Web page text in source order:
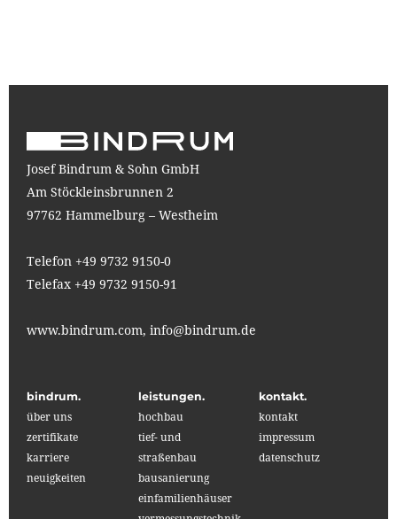
Josef Bindrum & Sohn GmbH
Am Stöckleinsbrunnen 2
97762 Hammelburg – Westheim
Telefon +49 9732 9150-0
Telefax +49 9732 9150-91
www.bindrum.com, info@bindrum.de
bindrum.
über uns
zertifikate
karriere
neuigkeiten
leistungen.
hochbau
tief- und
straßenbau
bausanierung
einfamilienhäuser
kontakt.
kontakt
impressum
datenschutz